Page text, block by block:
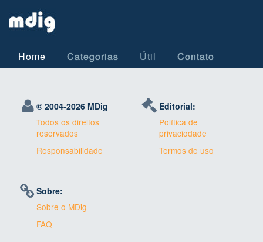
Home Categorias Útil Contato
© 2004-2026 MDig
Todos os direitos
reservados
Responsabilidade
Editorial:
Política de
privaciodade
Termos de uso
Sobre:
Sobre o MDig
FAQ